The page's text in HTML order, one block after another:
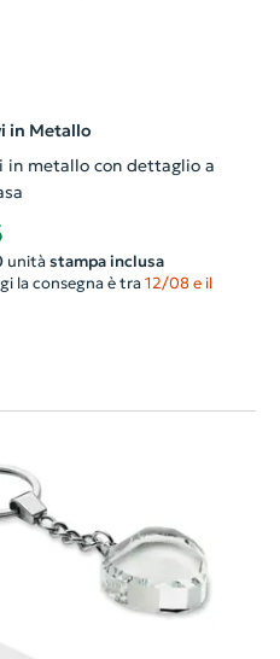
in Metallo
in metallo con dettaglio a
unità stampa inclusa
la consegna è tra 12/08 e il